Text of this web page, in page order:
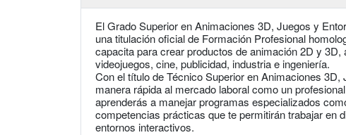
El Grado Superior en Animaciones 3D, Juegos y
una titulación oficial de Formación Profesional
capacita para crear productos de animación 2D y
videojuegos, cine, publicidad, industria e ingeniería.
Con el título de Técnico Superior en Animaciones
manera rápida al mercado laboral como un
aprenderás a manejar programas especializados
competencias prácticas que te permitirán trabajar en
entornos interactivos.